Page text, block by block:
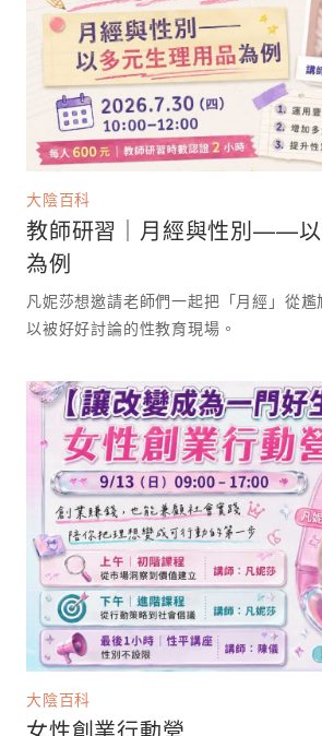
大陰百科
教師研習｜月經與性別——以
為例
凡妮莎想邀請老師們一起把「月經」從
大陰百科